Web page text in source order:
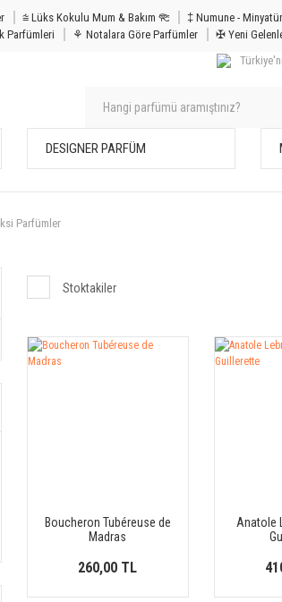
⩭ Lüks Kokulu Mum & Bakım 𐦝 ‡ Numune -
Parfümleri ⚘ Notalara Göre Parfümler ✠ Yeni
DESIGNER PARFÜM
Parfümler
Stoktakiler
Boucheron Tubéreuse de
Madras
260,00 TL
Anatole